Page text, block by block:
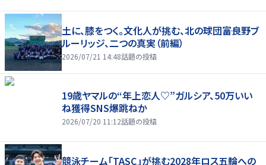
土に、膝をつく。文化人が挑む、北の球団――富良野ブ
ルーリッジ、二つの真実（前編）
2026/07/21 14:48話題の投稿
19歳ヤマルの“年上恋人♡”ガルシア、50万いい
ね獲得SNS爆跳ねか
2026/07/20 11:12話題の投稿
競泳チーム「TASC」が挑む2028年ロス五輪への